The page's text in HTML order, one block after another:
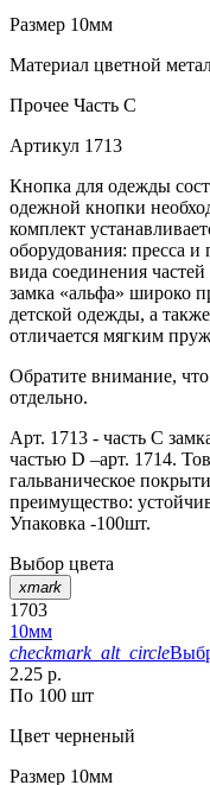
Размер 10мм
Материал цветной
Прочее Часть С
Артикул 1713
Кнопка для одежды
одежной кнопки
комплект
оборудования: пресса
вида соединения
замка «альфа» широко
детской одежды, а
отличается мягким
Обратите внимание,
отдельно.
Арт. 1713 - часть С
частью D –арт. 1714.
гальваническое
преимущество:
Упаковка -100шт.
Выбор цвета
xmark
1703
10мм
checkmark_alt_circle
2.25 р.
По 100 шт
Цвет черненый
Размер 10мм